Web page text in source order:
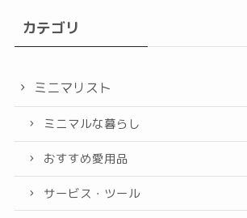
カテゴリ
ミニマリスト
ミニマルな暮らし
おすすめ愛用品
サービス・ツール